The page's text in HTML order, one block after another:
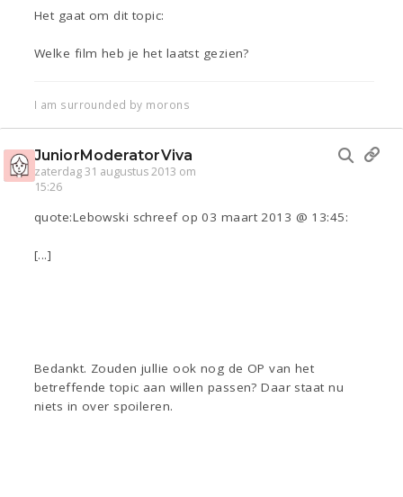
Het gaat om dit topic:
Welke film heb je het laatst gezien?
I am surrounded by morons
JuniorModeratorViva
zaterdag 31 augustus 2013 om
15:26
quote:Lebowski schreef op 03 maart 2013 @ 13:45:
[...]
Bedankt. Zouden jullie ook nog de OP van het
betreffende topic aan willen passen? Daar staat nu
niets in over spoileren.